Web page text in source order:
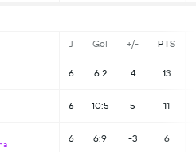
J Gol +/- PTS
6 6:2 4 13
6 10:5 5 11
6 6:9 -3 6